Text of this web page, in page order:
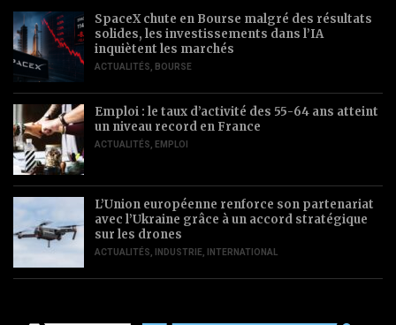
SpaceX chute en Bourse malgré des résultats
solides, les investissements dans l’IA
inquiètent les marchés
ACTUALITÉS BOURSE
Emploi : le taux d’activité des 55-64 ans atteint
un niveau record en France
ACTUALITÉS EMPLOI
L’Union européenne renforce son partenariat
avec l’Ukraine grâce à un accord stratégique
sur les drones
ACTUALITÉS INDUSTRIE INTERNATIONAL